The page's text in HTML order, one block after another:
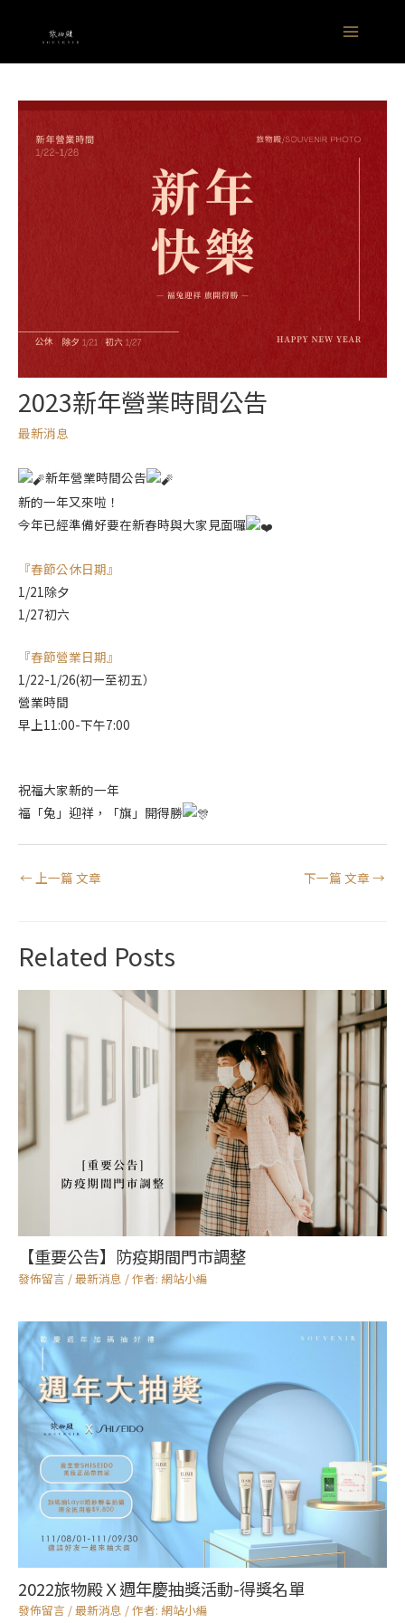
2023新年營業時間公告
最新消息
新年營業時間公告
新的一年又來啦！
今年已經準備好要在新春時與大家見面囉
『春節公休日期』
1/21除夕
1/27初六
『春節營業日期』
1/22-1/26(初一至初五）
營業時間
早上11:00-下午7:00
祝福大家新的一年
福「兔」迎祥，「旗」開得勝
← 上一篇 文章 下一篇 文章 →
Related Posts
【重要公告】防疫期間門市調整
發佈留言 /最新消息 / 作者: 網站小編
2022旅物殿Ｘ週年慶抽獎活動-得獎名單
發佈留言 /最新消息 / 作者: 網站小編